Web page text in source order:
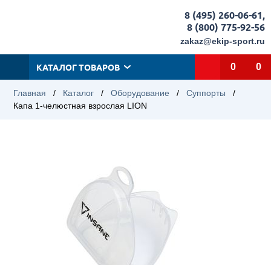
8 (495) 260-06-61,
8 (800) 775-92-56
zakaz@ekip-sport.ru
КАТАЛОГ ТОВАРОВ 0 0
Главная / Каталог / Оборудование / Суппорты
/
Капа 1-челюстная взрослая LION